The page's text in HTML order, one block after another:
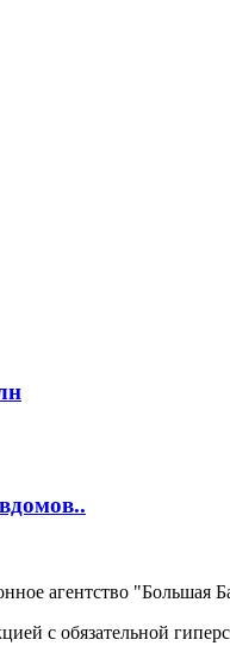
агентство "Большая
с обязательной